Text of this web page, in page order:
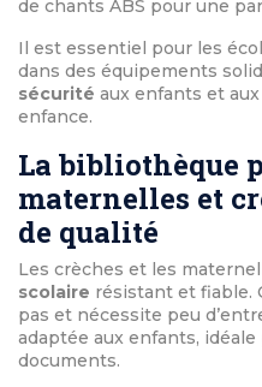
de chants ABS pour une
Il est essentiel pour les
dans des équipements
sécurité aux enfants et
enfance.
La bibliothèque
maternelles et
de qualité
Les crèches et les
scolaire résistant et fiable.
pas et nécessite peu
adaptée aux enfants,
documents.